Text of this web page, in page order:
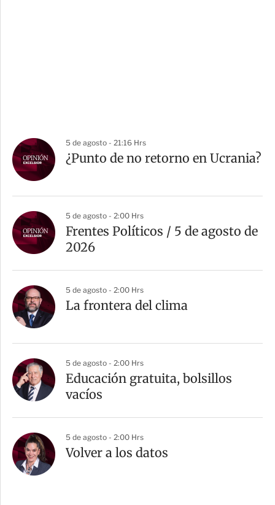
5 de agosto - 21:16 Hrs
¿Punto de no retorno en Ucrania?
5 de agosto - 2:00 Hrs
Frentes Políticos / 5 de agosto de
2026
5 de agosto - 2:00 Hrs
La frontera del clima
5 de agosto - 2:00 Hrs
Educación gratuita, bolsillos
vacíos
5 de agosto - 2:00 Hrs
Volver a los datos